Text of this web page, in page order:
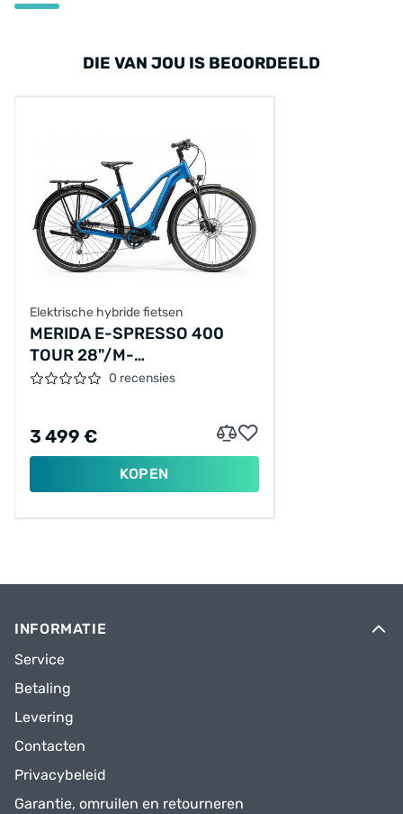
DIE VAN JOU IS BEOORDEELD
Elektrische hybride fietsen
MERIDA E-SPRESSO 400
TOUR 28"/M-
51CM/9VER/BLAUW/2021/A62111A03370
0 recensies
3 499 €
KOPEN
INFORMATIE
Service
Betaling
Levering
Contacten
Privacybeleid
Garantie, omruilen en retourneren